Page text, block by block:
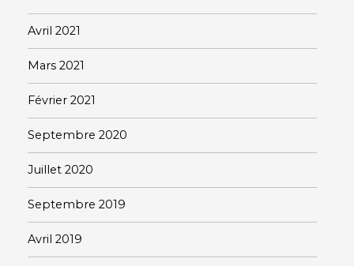
Avril 2021
Mars 2021
Février 2021
Septembre 2020
Juillet 2020
Septembre 2019
Avril 2019